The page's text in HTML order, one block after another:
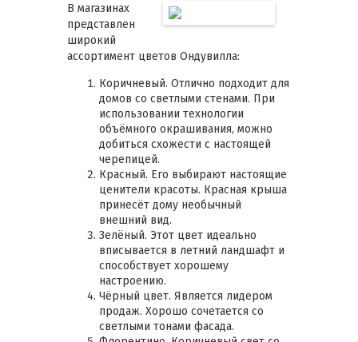
В магазинах
представлен
широкий
ассортимент цветов Ондувилла:
Коричневый. Отлично подходит для
домов со светлыми стенами. При
использовании технологии
объёмного окрашивания, можно
добиться схожести с настоящей
черепицей.
Красный. Его выбирают настоящие
ценители красоты. Красная крыша
принесёт дому необычный
внешний вид.
Зелёный. Этот цвет идеально
вписывается в летний ландшафт и
способствует хорошему
настроению.
Чёрный цвет. Является лидером
продаж. Хорошо сочетается со
светлыми тонами фасада.